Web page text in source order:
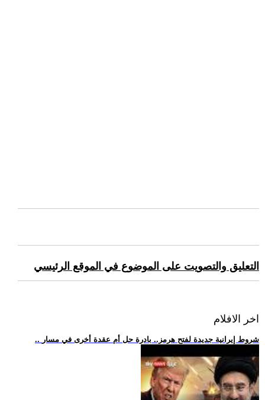
التعليق والتصويت على الموضوع في الموقع الرئيسي
اخر الافلام
.. شروط إيرانية جديدة لفتح هرمز.. بادرة حل أم عقدة أخرى في مسار